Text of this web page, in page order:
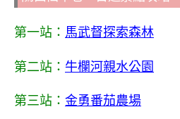
第一站： 馬武督探索森林
第二站： 牛欄河親水公園
第三站： 金勇番茄農場